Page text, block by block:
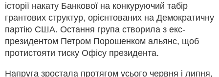
історії накату Банкової на конкуруючий табір
грантових структур, орієнтованих на Демократичну
партію США. Остання група створила з екс-
президентом Петром Порошенком альянс, щоб
протистояти тиску Офісу президента.
Напруга зростала протягом усього червня і липня,